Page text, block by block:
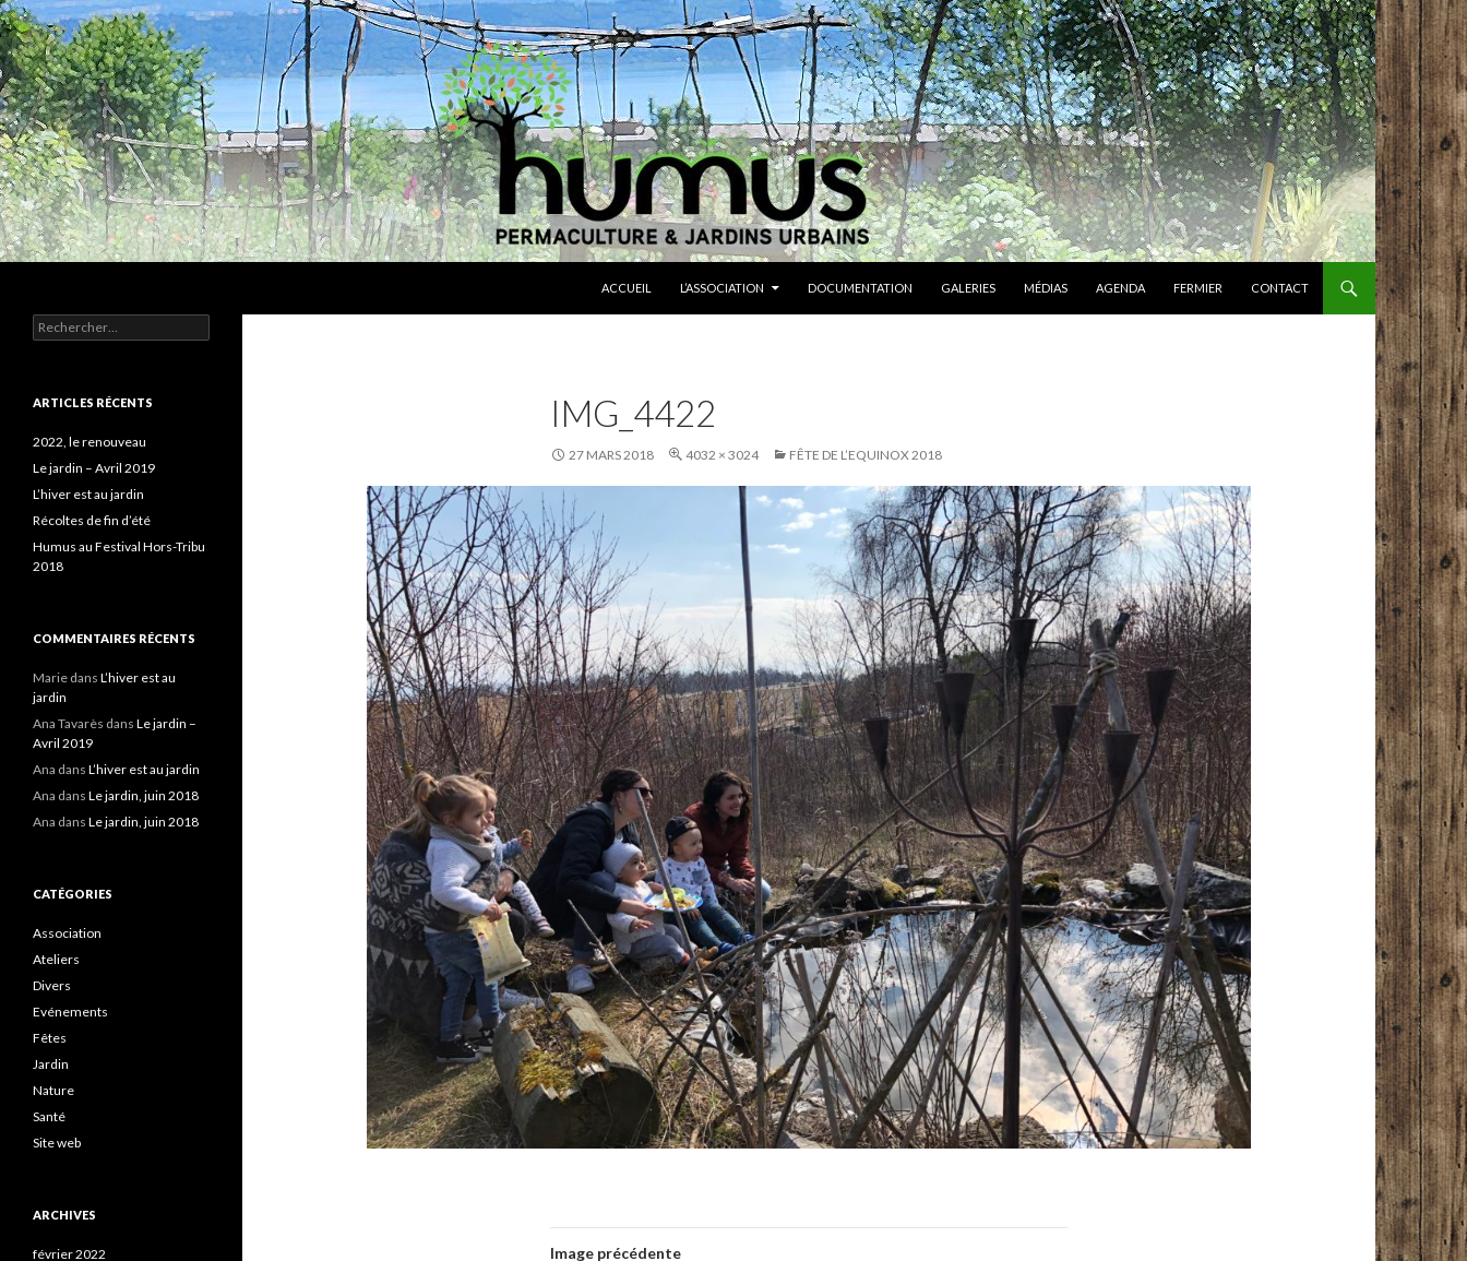
ACCUEIL
L’ASSOCIATION DOCUMENTATION GALERIES MÉDIAS AGENDA FERMIER CONTACT
IMG_4422
27 MARS 2018 4032 × 3024 FÊTE DE L’EQUINOX 2018
Image précédente
Association agroécologique
Rechercher :
ARTICLES RÉCENTS
2022, le renouveau
Le jardin – Avril 2019
L’hiver est au jardin
Récoltes de fin d’été
Humus au Festival Hors-Tribu
2018
COMMENTAIRES RÉCENTS
Marie dans L’hiver est au
jardin
Ana Tavarès dans Le jardin –
Avril 2019
Ana dans L’hiver est au jardin
Ana dans Le jardin, juin 2018
Ana dans Le jardin, juin 2018
CATÉGORIES
Association
Ateliers
Divers
Evénements
Fêtes
Jardin
Nature
Santé
Site web
ARCHIVES
février 2022